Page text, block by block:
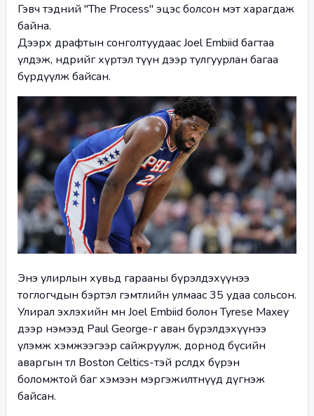
Гэвч тэдний "The Process" эцэс болсон мэт харагдаж
байна.
Дээрх драфтын сонголтуудаас Joel Embiid багтаа
үлдэж, өнөөдрийг хүртэл түүн дээр тулгуурлан багаа
бүрдүүлж байсан.
Энэ улирлын хувьд гарааны бүрэлдэхүүнээ
тоглогчдын бэртэл гэмтлийн улмаас 35 удаа сольсон.
Улирал эхлэхийн өмнө Joel Embiid болон Tyrese Maxey
дээр нэмээд Paul George-г аван бүрэлдэхүүнээ
үлэмж хэмжээгээр сайжруулж, дорнод бүсийн
аваргын төлөө Boston Celtics-тэй өрсөлдөх бүрэн
боломжтой баг хэмээн мэргэжилтнүүд дүгнэж
байсан.